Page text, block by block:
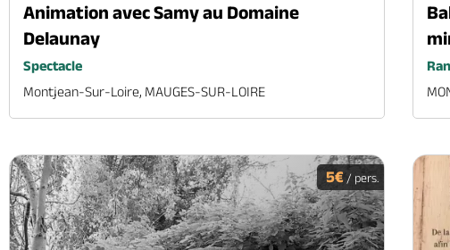
Animation avec Samy au Domaine
Delaunay
Spectacle
Montjean-Sur-Loire, MAUGES-SUR-LOIRE
5€/ pers.